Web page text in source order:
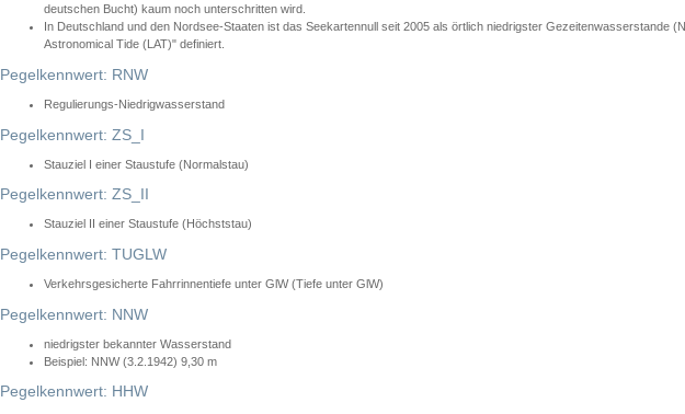
deutschen Bucht) kaum noch unterschritten wird.
In Deutschland und den Nordsee-Staaten ist das Seekartennull seit 2005 als örtlich niedrigster Gezeitenwasserstande
Astronomical Tide (LAT)" definiert.
Pegelkennwert: RNW
Regulierungs-Niedrigwasserstand
Pegelkennwert: ZS_I
Stauziel I einer Staustufe (Normalstau)
Pegelkennwert: ZS_II
Stauziel II einer Staustufe (Höchststau)
Pegelkennwert: TUGLW
Verkehrsgesicherte Fahrrinnentiefe unter GlW (Tiefe unter GlW)
Pegelkennwert: NNW
niedrigster bekannter Wasserstand
Beispiel: NNW (3.2.1942) 9,30 m
Pegelkennwert: HHW